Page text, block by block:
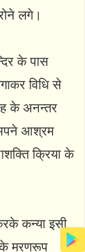
लगे।
के पास
विधि से
के अनन्तर
आश्रम
क्रिया के
कन्या इसी
के मरणरूप